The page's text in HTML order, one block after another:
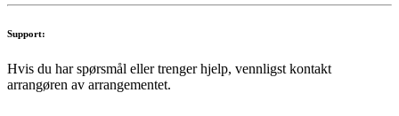
Support:
Hvis du har spørsmål eller trenger hjelp, vennligst kontakt
arrangøren av arrangementet.